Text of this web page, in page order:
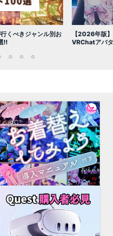
!!無料で使える
ーワールド紹介）
【2026年版
世界を味わえ